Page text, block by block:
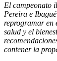
El campeonato
Pereira e
reprogramar en
salud y el
contener la